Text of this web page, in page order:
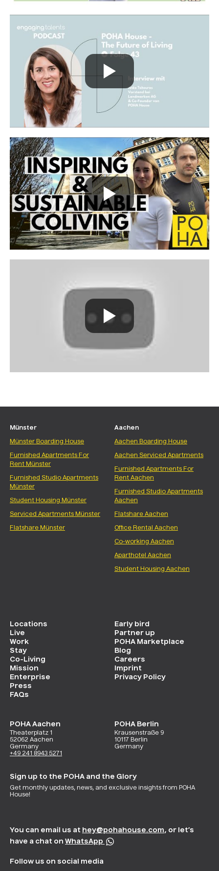
Münster
Münster Boarding House
Furnished Apartments For
Rent Münster
Furnished Studio Apartments
Münster
Student Housing Münster
Serviced Apartments Münster
Flatshare Münster
Aachen
Aachen Boarding House
Aachen Serviced Apartments
Furnished Apartments For
Rent Aachen
Furnished Studio Apartments
Aachen
Flatshare Aachen
Office Rental Aachen
Co-working Aachen
Aparthotel Aachen
Student Housing Aachen
Locations
Live
Work
Stay
Co-Living
Mission
Enterprise
Press
FAQs
Early bird
Partner up
POHA Marketplace
Blog
Careers
Imprint
Privacy Policy
POHA Aachen
Theaterplatz 1
52062 Aachen
Germany
+49 241 8943 5271
POHA Berlin
Krausenstraße 9
10117 Berlin
Germany
Sign up to the POHA and the Glory
Get monthly updates, news, and exclusive insights from POHA
House!
You can email us at hey@pohahouse.com, or let’s
have a chat on WhatsApp
Follow us on social media